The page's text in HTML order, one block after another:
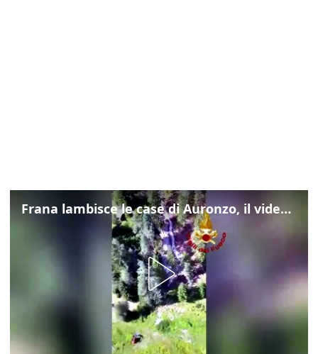
Frana lambisce le case di Auronzo, il video dall'elicottero dei vigili del fuoco